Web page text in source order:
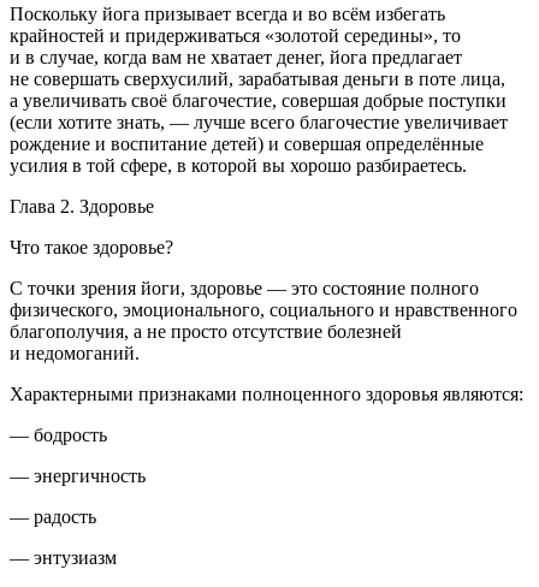
Поскольку йога призывает всегда и во всём избегать
крайностей и придерживаться «золотой середины», то
и в случае, когда вам не хватает денег, йога предлагает
не совершать сверхусилий, зарабатывая деньги в поте лица,
а увеличивать своё благочестие, совершая добрые поступки
(если хотите знать, — лучше всего благочестие увеличивает
рождение и воспитание детей) и совершая определённые
усилия в той сфере, в которой вы хорошо разбираетесь.
Глава 2. Здоровье
Что такое здоровье?
С точки зрения йоги, здоровье — это состояние полного
физического, эмоционального, социального и нравственного
благополучия, а не просто отсутствие болезней
и недомоганий.
Характерными признаками полноценного здоровья являются:
— бодрость
— энергичность
— радость
— энтузиазм